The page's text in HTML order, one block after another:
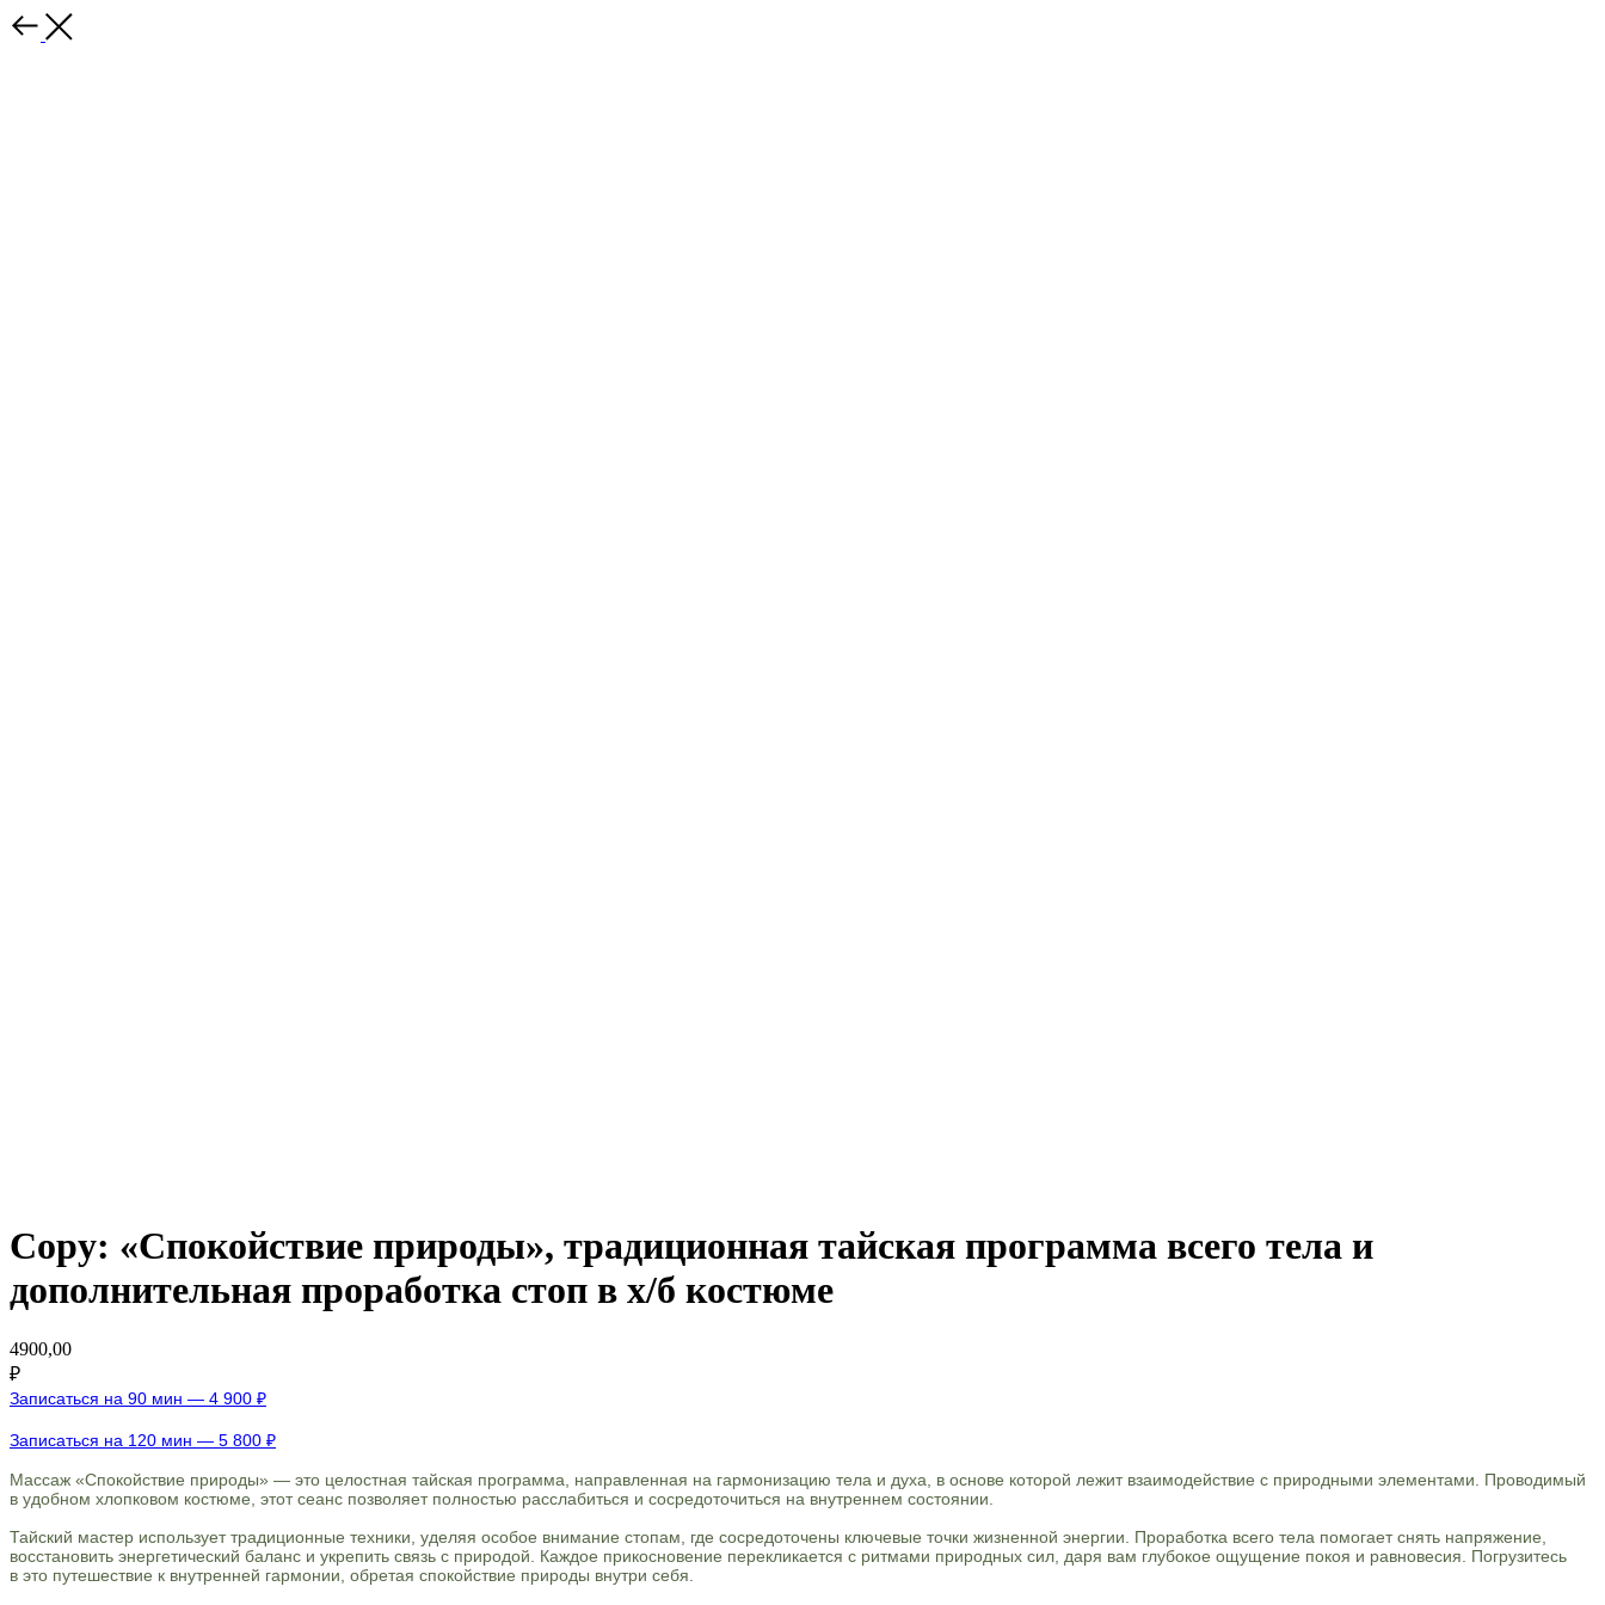
Copy: «Спокойствие природы», традиционная тайская программа всего тела и
дополнительная проработка стоп в х/б костюме
4900,00
₽
Записаться на 90 мин — 4 900 ₽
Записаться на 120 мин — 5 800 ₽
Массаж «Спокойствие природы» — это целостная тайская программа, направленная на гармонизацию тела и духа, в основе которой лежит взаимодействие с природными элементами. Проводимый
в удобном хлопковом костюме, этот сеанс позволяет полностью расслабиться и сосредоточиться на внутреннем состоянии.
Тайский мастер использует традиционные техники, уделяя особое внимание стопам, где сосредоточены ключевые точки жизненной энергии. Проработка всего тела помогает снять напряжение,
восстановить энергетический баланс и укрепить связь с природой. Каждое прикосновение перекликается с ритмами природных сил, даря вам глубокое ощущение покоя и равновесия. Погрузитесь
в это путешествие к внутренней гармонии, обретая спокойствие природы внутри себя.